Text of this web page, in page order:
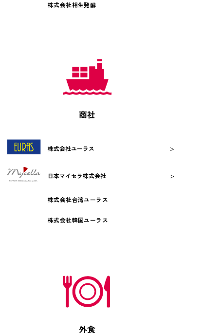
株式会社相生発酵
商社
株式会社ユーラス >
日本マイセラ株式会社 >
株式会社台湾ユーラス
株式会社韓国ユーラス
外食